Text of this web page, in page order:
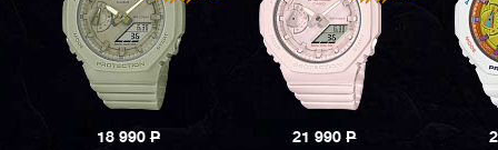
18 990P 21 990P